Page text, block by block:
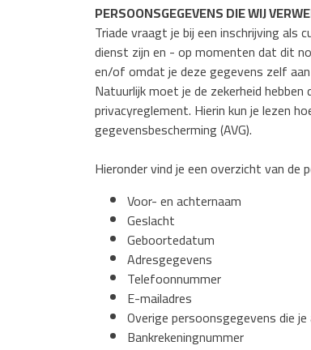
PERSOONSGEGEVENS DIE WIJ
Triade vraagt je bij een inschrijving
dienst zijn en - op momenten dat dit
en/of omdat je deze gegevens zelf
Natuurlijk moet je de zekerheid
privacyreglement. Hierin kun je lezen
gegevensbescherming (AVG).
Hieronder vind je een overzicht van de
Voor- en achternaam
Geslacht
Geboortedatum
Adresgegevens
Telefoonnummer
E-mailadres
Overige persoonsgegevens die
Bankrekeningnummer